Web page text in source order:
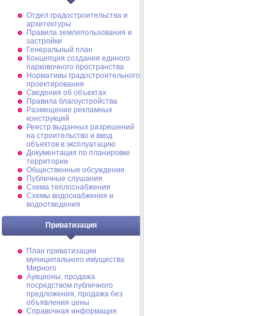
Отдел градостроительства и
архитектуры
Правила землепользования и
застройки
Генеральный план
Концепция создания единого
парковочного пространства
Нормативы градостроительного
проектирования
Сведения об объектах
Правила благоустройства
Размещение рекламных
конструкций
Реестр выданных разрешений
на строительство и ввод
объектов в эксплуатацию
Документация по планировке
территории
Общественные обсуждения
Публичные слушания
Схема теплоснабжения
Схемы водоснабжения и
водоотведения
Приватизация
План приватизации
муниципального имущества
Мирного
Аукционы, продажа
посредством публичного
предложения, продажа без
объявления цены
Справочная информация